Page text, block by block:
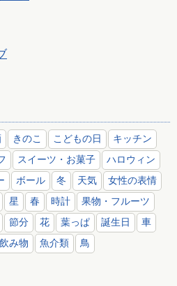
きのこ こどもの日
キッチン
スイーツ・お菓子
ハロウィン
ボール 冬 天気
女性の表情
星 春 時計
果物・フルーツ
節分 花 葉っぱ 誕生日
車
飲み物 魚介類 鳥